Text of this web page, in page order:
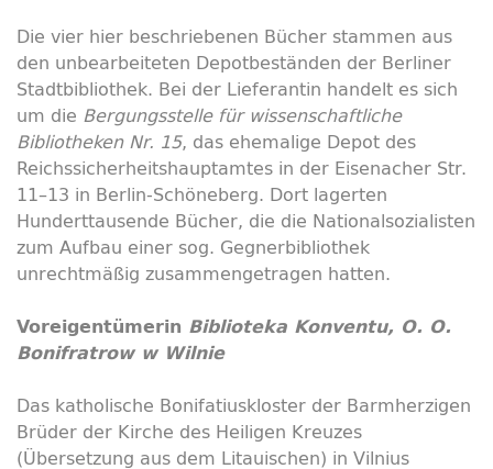
Die vier hier beschriebenen Bücher stammen aus
den unbearbeiteten Depotbeständen der Berliner
Stadtbibliothek. Bei der Lieferantin handelt es sich
um die Bergungsstelle für wissenschaftliche
Bibliotheken Nr. 15, das ehemalige Depot des
Reichssicherheitshauptamtes in der Eisenacher Str.
11–13 in Berlin-Schöneberg. Dort lagerten
Hunderttausende Bücher, die die Nationalsozialisten
zum Aufbau einer sog. Gegnerbibliothek
unrechtmäßig zusammengetragen hatten.
Voreigentümerin Biblioteka Konventu, O. O.
Bonifratrow w Wilnie
Das katholische Bonifatiuskloster der Barmherzigen
Brüder der Kirche des Heiligen Kreuzes
(Übersetzung aus dem Litauischen) in Vilnius